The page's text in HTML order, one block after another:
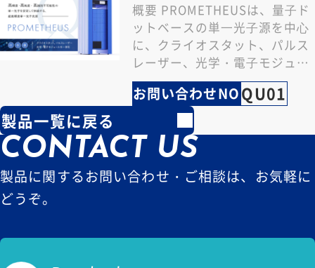
概要 PROMETHEUSは、量⼦ド
ットベースの単⼀光⼦源を中⼼
に、クライオスタット、パルス
レーザー、光学・電⼦モジュー
ルを⼀体化したオールインワン
単⼀光⼦光源…
お問い合わせNOQU01
製品一覧に戻る
CONTACT US
製品に関するお問い合わせ・ご相談は、お気軽に
どうぞ。